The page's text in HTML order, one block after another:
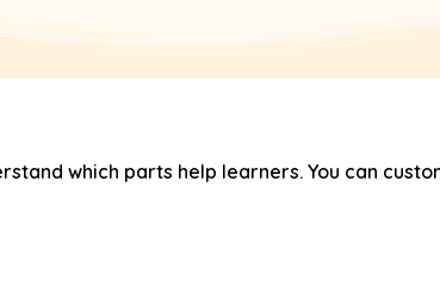
which parts help learners. You can